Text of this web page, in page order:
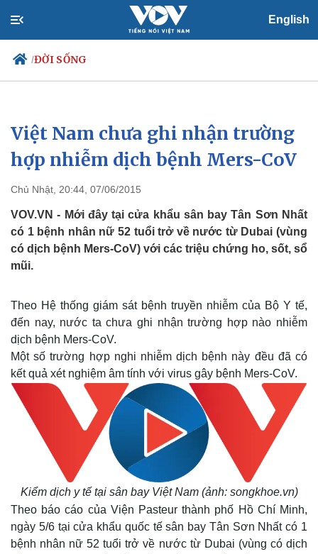
English
/ĐỜI SỐNG
Chính trị
Đảng
Tổ chức nhân sự
Nhận diện sự thật
Xã hội
Tin 24h
Dự báo thời tiết
Việc làm
Biển đảo
Việt Nam chưa ghi nhận trường
hợp nhiễm dịch bệnh Mers-CoV
Chủ Nhật, 20:44, 07/06/2015
VOV.VN - Mới đây tại cửa khẩu sân bay Tân Sơn Nhất
có 1 bệnh nhân nữ 52 tuổi trở về nước từ Dubai (vùng
có dịch bệnh Mers-CoV) với các triệu chứng ho, sốt, sổ
mũi.
Theo Hệ thống giám sát bệnh truyền nhiễm của Bộ Y tế,
đến nay, nước ta chưa ghi nhận trường hợp nào nhiễm
dịch bệnh Mers-CoV.
Một số trường hợp nghi nhiễm dịch bệnh này đều đã có
kết quả xét nghiệm âm tính với virus gây bệnh Mers-CoV.
Kiểm dịch y tế tại sân bay Việt Nam (ảnh: songkhoe.vn)
Theo báo cáo của Viện Pasteur thành phố Hồ Chí Minh,
ngày 5/6 tại cửa khẩu quốc tế sân bay Tân Sơn Nhất có 1
bệnh nhân nữ 52 tuổi trở về nước từ Dubai (vùng có dịch